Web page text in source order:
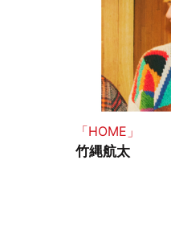
「HOME」
竹縄航太